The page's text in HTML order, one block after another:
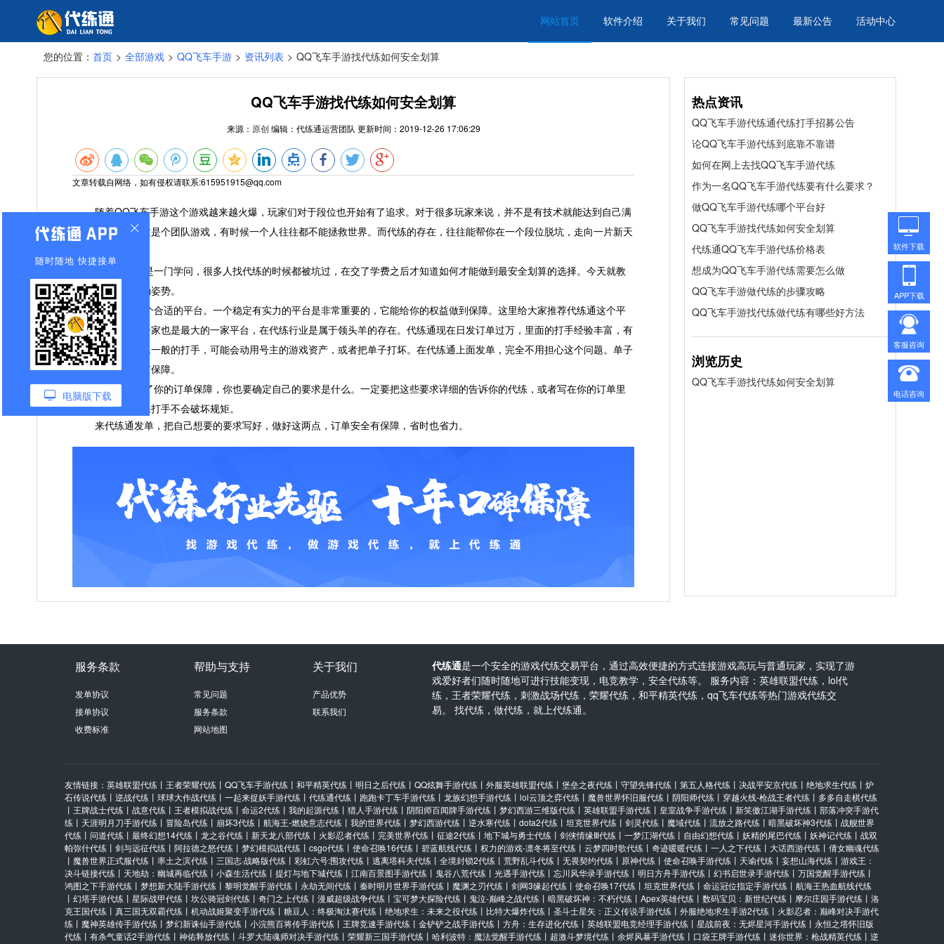
网站首页 软件介绍 关于我们 常见问题 最新公告 活动中心
您的位置： 首页 > 全部游戏 > QQ飞车手游 > 资讯列表 > QQ飞车手游找代练如何安全划算
QQ飞车手游找代练如何安全划算
来源： 原创 编辑： 代练通运营团队 更新时间： 2019-12-26 17:06:29
文章转载自网络，如有侵权请联系:615951915@qq.com
随着QQ飞车手游这个游戏越来越火爆，玩家们对于段位也开始有了追求。对于很多玩家来说，并不是有技术就能达到自己满
意的段位，因为这是个团队游戏，有时候一个人往往都不能拯救世界。而代练的存在，往往能帮你在一个段位脱坑，走向一片新天
请代练，也是一门学问，很多人找代练的时候都被坑过，在交了学费之后才知道如何才能做到最安全划算的选择。今天就教
大家找代练的正确姿势。
你要选择一个合适的平台。一个稳定有实力的平台是非常重要的，它能给你的权益做到保障。这里给大家推荐代练通这个平
台，它是国内第一家也是最大的一家平台，在代练行业是属于领头羊的存在。代练通现在日发订单过万，里面的打手经验丰富，有
平台的认证。不像一般的打手，可能会动用号主的游戏资产，或者把单子打坏。在代练通上面发单，完全不用担心这个问题。单子
打坏包赔，权益有保障。
平台只是给了你的订单保障，你也要确定自己的要求是什么。一定要把这些要求详细的告诉你的代练，或者写在你的订单里
面，这样才能确保打手不会破坏规矩。
来代练通发单，把自己想要的要求写好，做好这两点，订单安全有保障，省时也省力。
热点资讯
QQ飞车手游代练通代练打手招募公告
论QQ飞车手游代练到底靠不靠谱
如何在网上去找QQ飞车手游代练
作为一名QQ飞车手游代练要有什么要求？
做QQ飞车手游代练哪个平台好
QQ飞车手游找代练如何安全划算
代练通QQ飞车手游代练价格表
想成为QQ飞车手游代练需要怎么做
QQ飞车手游做代练的步骤攻略
QQ飞车手游找代练做代练有哪些好方法
浏览历史
QQ飞车手游找代练如何安全划算
服务条款
发单协议
接单协议
收费标准
帮助与支持
常见问题
服务条款
网站地图
关于我们
产品优势
联系我们
代练通是一个安全的游戏代练交易平台，通过高效便捷的方式连接游戏高玩与普通玩家，实现了游
戏爱好者们随时随地可进行技能变现，电竞教学，安全代练等。 服务内容：英雄联盟代练，lol代
练，王者荣耀代练，刺激战场代练，荣耀代练，和平精英代练，qq飞车代练等热门游戏代练交
易。 找代练，做代练，就上代练通。
友情链接： 英雄联盟代练 丨 王者荣耀代练 丨 QQ飞车手游代练 丨 和平精英代练 丨 明日之后代练 丨 QQ炫舞手游代练 丨 外服英雄联盟代练 丨 堡垒之夜代练 丨 守望先锋代练 丨 第五人格代练 丨 决战平安京代练 丨 绝地求生代练 丨 炉
石传说代练 丨 逆战代练 丨 球球大作战代练 丨 一起来捉妖手游代练 丨 代练通代练 丨 跑跑卡丁车手游代练 丨 龙族幻想手游代练 丨 lol云顶之弈代练 丨 魔兽世界怀旧服代练 丨 阴阳师代练 丨 穿越火线-枪战王者代练 丨 多多自走棋代练
丨 王牌战士代练 丨 战意代练 丨 王者模拟战代练 丨 命运2代练 丨 我的起源代练 丨 猎人手游代练 丨 阴阳师百闻牌手游代练 丨 梦幻西游三维版代练 丨 英雄联盟手游代练 丨 皇室战争手游代练 丨 新笑傲江湖手游代练 丨 部落冲突手游代
练 丨 天涯明月刀手游代练 丨 冒险岛代练 丨 崩坏3代练 丨 航海王-燃烧意志代练 丨 我的世界代练 丨 梦幻西游代练 丨 逆水寒代练 丨 dota2代练 丨 坦克世界代练 丨 剑灵代练 丨 魔域代练 丨 流放之路代练 丨 暗黑破坏神3代练 丨 战舰世界
代练 丨 问道代练 丨 最终幻想14代练 丨 龙之谷代练 丨 新天龙八部代练 丨 火影忍者代练 丨 完美世界代练 丨 征途2代练 丨 地下城与勇士代练 丨 剑侠情缘Ⅲ代练 丨 一梦江湖代练 丨 自由幻想代练 丨 妖精的尾巴代练 丨 妖神记代练 丨 战双
帕弥什代练 丨 剑与远征代练 丨 阿拉德之怒代练 丨 梦幻模拟战代练 丨 csgo代练 丨 使命召唤16代练 丨 碧蓝航线代练 丨 权力的游戏-凛冬将至代练 丨 云梦四时歌代练 丨 奇迹暖暖代练 丨 一人之下代练 丨 大话西游代练 丨 倩女幽魂代练
丨 魔兽世界正式服代练 丨 率土之滨代练 丨 三国志·战略版代练 丨 彩虹六号:围攻代练 丨 逃离塔科夫代练 丨 全境封锁2代练 丨 荒野乱斗代练 丨 无畏契约代练 丨 原神代练 丨 使命召唤手游代练 丨 天谕代练 丨 妄想山海代练 丨 游戏王：
决斗链接代练 丨 天地劫：幽城再临代练 丨 小森生活代练 丨 提灯与地下城代练 丨 江南百景图手游代练 丨 鬼谷八荒代练 丨 光遇手游代练 丨 忘川风华录手游代练 丨 明日方舟手游代练 丨 幻书启世录手游代练 丨 万国觉醒手游代练 丨
鸿图之下手游代练 丨 梦想新大陆手游代练 丨 黎明觉醒手游代练 丨 永劫无间代练 丨 秦时明月世界手游代练 丨 魔渊之刃代练 丨 剑网3缘起代练 丨 使命召唤17代练 丨 坦克世界代练 丨 命运冠位指定手游代练 丨 航海王热血航线代练
丨 幻塔手游代练 丨 星际战甲代练 丨 坎公骑冠剑代练 丨 奇门之上代练 丨 漫威超级战争代练 丨 宝可梦大探险代练 丨 鬼泣-巅峰之战代练 丨 暗黑破坏神：不朽代练 丨 Apex英雄代练 丨 数码宝贝：新世纪代练 丨 摩尔庄园手游代练 丨 洛
克王国代练 丨 真三国无双霸代练 丨 机动战姬聚变手游代练 丨 糖豆人：终极淘汰赛代练 丨 绝地求生：未来之役代练 丨 比特大爆炸代练 丨 圣斗士星矢：正义传说手游代练 丨 外服绝地求生手游2代练 丨 火影忍者：巅峰对决手游代
练 丨 魔神英雄传手游代练 丨 梦幻新诛仙手游代练 丨 小浣熊百将传手游代练 丨 王牌竞速手游代练 丨 金铲铲之战手游代练 丨 方舟：生存进化代练 丨 英雄联盟电竞经理手游代练 丨 星战前夜：无烬星河手游代练 丨 永恒之塔怀旧版
代练 丨 有杀气童话2手游代练 丨 神佑释放代练 丨 斗罗大陆魂师对决手游代练 丨 荣耀新三国手游代练 丨 哈利波特：魔法觉醒手游代练 丨 超激斗梦境代练 丨 余烬风暴手游代练 丨 口袋王牌手游代练 丨 迷你世界：枪战精英代练 丨 逆
随时随地 快捷接单
电脑版下载
软件下载
APP下载
客服咨询
电话咨询